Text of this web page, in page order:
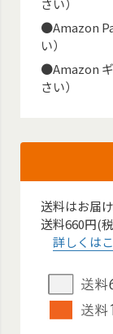
さい）
●Amazon
い）
●Amazon
さい）
送料はお届
送料660円(
詳しくは